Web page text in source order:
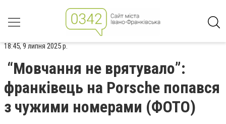
18:45, 9 липня 2025 р.
“Мовчання не врятувало”:
франківець на Porsche попався
з чужими номерами (ФОТО)